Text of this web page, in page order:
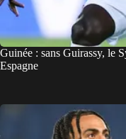
Guinée : sans Guirassy, le
Espagne